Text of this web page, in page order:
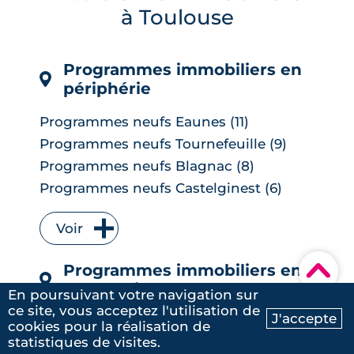
Ma recherche Contactez-nous
▾
les banques ayant anticipé la décision,
à Toulouse
Programmes immobiliers en
périphérie
Programmes neufs Eaunes (11)
Programmes neufs Tournefeuille (9)
Programmes neufs Blagnac (8)
Programmes neufs Castelginest (6)
Programmes neufs L'Union (6)
Programmes neufs Quint-Fonsegrives
(6)
Programmes neufs Bruguières (5)
Programmes neufs Saint-Orens-de-
Gameville (5)
Programmes neufs Auzeville-Tolosane
(4)
Voir
Programmes immobiliers en
centre-ville
Programmes neufs Montaudran (18)
Programmes neufs Barrière de Paris
En poursuivant votre navigation sur
ce site, vous acceptez l'utilisation de
cookies pour la réalisation de
statistiques de visites.
J'accepte